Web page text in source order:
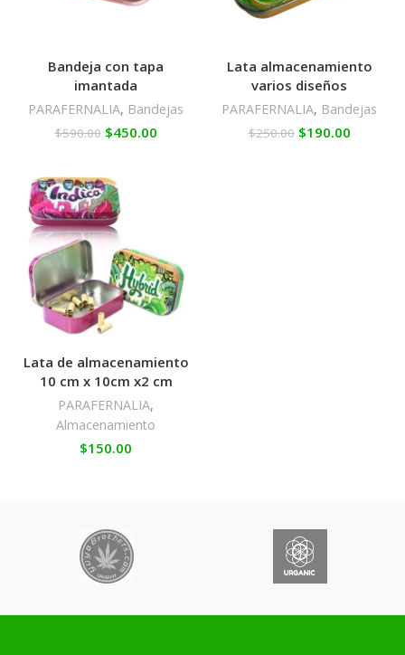
Bandeja con tapa
imantada
PARAFERNALIA, Bandejas
$590.00 $450.00
Lata almacenamiento
varios diseños
PARAFERNALIA, Bandejas
$250.00 $190.00
Lata de almacenamiento
10 cm x 10cm x2 cm
PARAFERNALIA,
Almacenamiento
$150.00